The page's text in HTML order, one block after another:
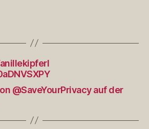
@SaveYourPrivacy auf der